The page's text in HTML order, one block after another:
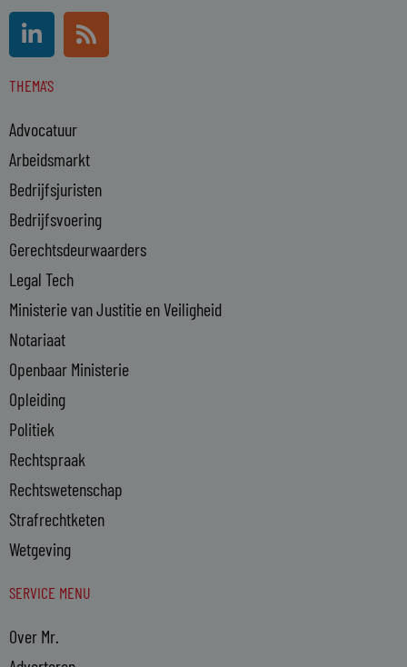
L
i
n
k
d
i
n
-
i
n
R
s
s
THEMA'S
Advocatuur
Arbeidsmarkt
Bedrijfsjuristen
Bedrijfsvoering
Gerechtsdeurwaarders
Legal Tech
Ministerie van Justitie en Veiligheid
Notariaat
Openbaar Ministerie
Opleiding
Politiek
Rechtspraak
Rechtswetenschap
Strafrechtketen
Wetgeving
SERVICE MENU
Over Mr.